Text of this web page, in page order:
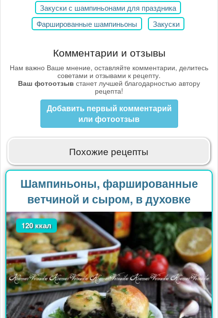
Закуски с шампиньонами для праздника
Фаршированные шампиньоны
Закуски
Комментарии и отзывы
Нам важно Ваше мнение, оставляйте комментарии, делитесь
советами и отзывами к рецепту.
Ваш фотоотзыв станет лучшей благодарностью автору
рецепта!
Добавить первый комментарий
или фотоотзыв
Похожие рецепты
Шампиньоны, фаршированные
ветчиной и сыром, в духовке
120 ккал